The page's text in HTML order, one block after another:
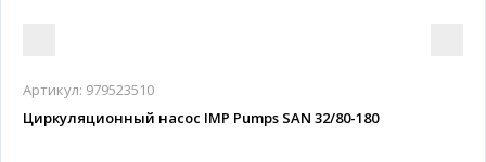
Артикул: 979523510
Циркуляционный насос IMP Pumps SAN 32/80-180